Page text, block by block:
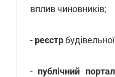
вплив чиновників;
- реєстр
- публічний портал